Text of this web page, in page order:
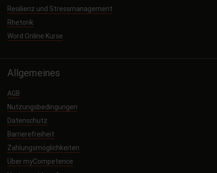
Resilienz und Stressmanagement
Rhetorik
Word Online Kurse
Allgemeines
AGB
Nutzungsbedingungen
Datenschutz
Barrierefreiheit
Zahlungsmöglichkeiten
Über myCompetence